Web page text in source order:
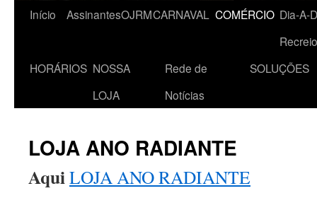
Pular
Início AssinantesOJRMCARNAVAL COMÉRCIO Dia-A-
HORÁRIOS NOSSA
LOJA
Rede de
Notícias
SOLUÇÕES
LOJA ANO RADIANTE
AquiLOJA ANO RADIANTE